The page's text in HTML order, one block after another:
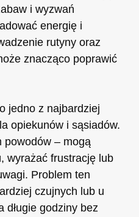
i wyzwań
energię i
rutyny oraz
znacząco poprawić
jedno z najbardziej
opiekunów i sąsiadów.
powodów – mogą
wyrażać frustrację lub
Problem ten
czujnych lub u
długie godziny bez